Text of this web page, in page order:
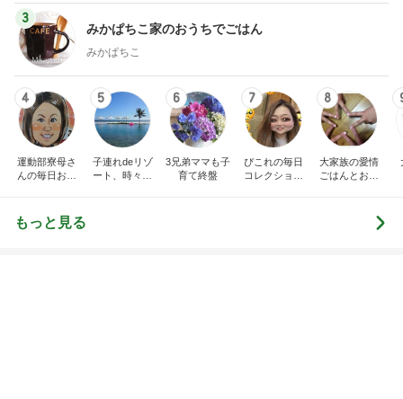
3
みかぱちこ家のおうちでごはん
みかぱちこ
4
んの毎日お弁
当☆毎日ごは
5
ート、時々キ
ャラ弁
6
育て終盤
7
コレクション
♬.*ﾟ
8
大家族の愛情
ごはんとお弁
当❤︎
もっと見る